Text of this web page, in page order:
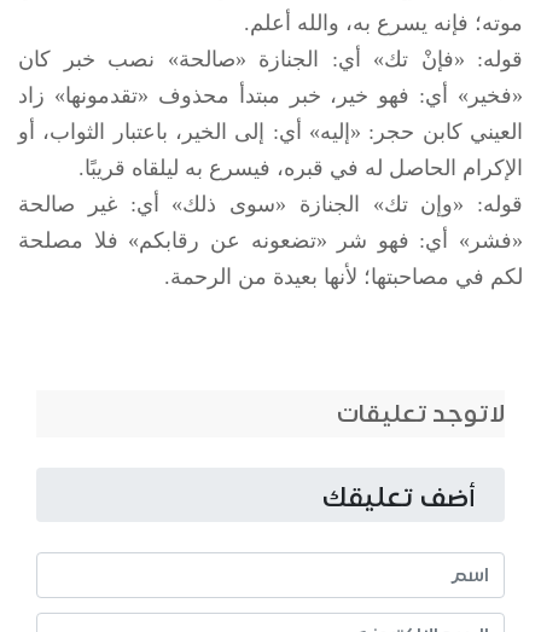
موته؛ فإنه يسرع به، والله أعلم.
قوله: «فإنْ تك» أي: الجنازة «صالحة» نصب خبر كان
«فخير» أي: فهو خير، خبر مبتدأ محذوف «تقدمونها» زاد
العيني كابن حجر: «إليه» أي: إلى الخير، باعتبار الثواب، أو
الإكرام الحاصل له في قبره، فيسرع به ليلقاه قريبًا.
قوله: «وإن تك» الجنازة «سوى ذلك» أي: غير صالحة
«فشر» أي: فهو شر «تضعونه عن رقابكم» فلا مصلحة
لكم في مصاحبتها؛ لأنها بعيدة من الرحمة.
لاتوجد تعليقات
أضف تعليقك